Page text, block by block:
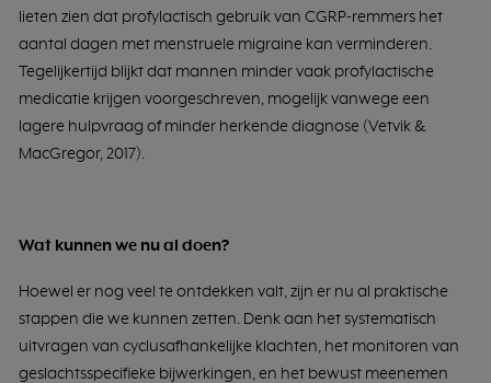
lieten zien dat profylactisch gebruik van CGRP-remmers het
aantal dagen met menstruele migraine kan verminderen.
Tegelijkertijd blijkt dat mannen minder vaak profylactische
medicatie krijgen voorgeschreven, mogelijk vanwege een
lagere hulpvraag of minder herkende diagnose (Vetvik &
MacGregor, 2017).
Wat kunnen we nu al doen?
Hoewel er nog veel te ontdekken valt, zijn er nu al praktische
stappen die we kunnen zetten. Denk aan het systematisch
uitvragen van cyclusafhankelijke klachten, het monitoren van
geslachtsspecifieke bijwerkingen, en het bewust meenemen